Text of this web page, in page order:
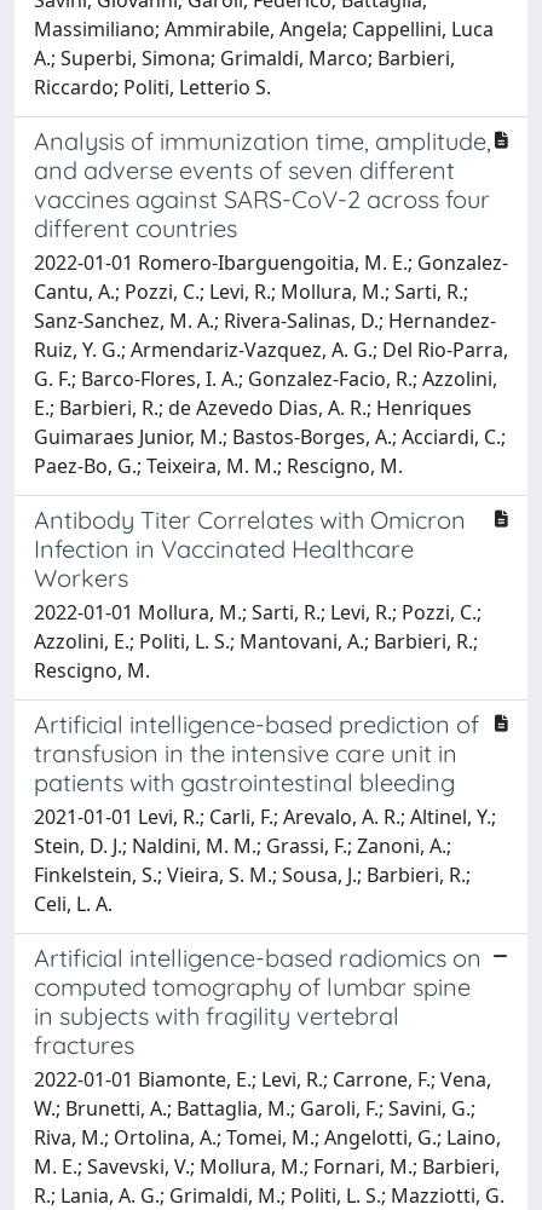
Massimiliano; Ammirabile, Angela; Cappellini, Luca
A.; Superbi, Simona; Grimaldi, Marco; Barbieri,
Riccardo; Politi, Letterio S.
Analysis of immunization time, amplitude,
and adverse events of seven different
vaccines against SARS-CoV-2 across four
different countries
2022-01-01 Romero-Ibarguengoitia, M. E.; Gonzalez-
Cantu, A.; Pozzi, C.; Levi, R.; Mollura, M.; Sarti, R.;
Sanz-Sanchez, M. A.; Rivera-Salinas, D.; Hernandez-
Ruiz, Y. G.; Armendariz-Vazquez, A. G.; Del Rio-Parra,
G. F.; Barco-Flores, I. A.; Gonzalez-Facio, R.; Azzolini,
E.; Barbieri, R.; de Azevedo Dias, A. R.; Henriques
Guimaraes Junior, M.; Bastos-Borges, A.; Acciardi, C.;
Paez-Bo, G.; Teixeira, M. M.; Rescigno, M.
Antibody Titer Correlates with Omicron
Infection in Vaccinated Healthcare
Workers
2022-01-01 Mollura, M.; Sarti, R.; Levi, R.; Pozzi, C.;
Azzolini, E.; Politi, L. S.; Mantovani, A.; Barbieri, R.;
Rescigno, M.
Artificial intelligence-based prediction of
transfusion in the intensive care unit in
patients with gastrointestinal bleeding
2021-01-01 Levi, R.; Carli, F.; Arevalo, A. R.; Altinel, Y.;
Stein, D. J.; Naldini, M. M.; Grassi, F.; Zanoni, A.;
Finkelstein, S.; Vieira, S. M.; Sousa, J.; Barbieri, R.;
Celi, L. A.
Artificial intelligence-based radiomics on
computed tomography of lumbar spine
in subjects with fragility vertebral
fractures
2022-01-01 Biamonte, E.; Levi, R.; Carrone, F.; Vena,
W.; Brunetti, A.; Battaglia, M.; Garoli, F.; Savini, G.;
Riva, M.; Ortolina, A.; Tomei, M.; Angelotti, G.; Laino,
M. E.; Savevski, V.; Mollura, M.; Fornari, M.; Barbieri,
R.; Lania, A. G.; Grimaldi, M.; Politi, L. S.; Mazziotti, G.